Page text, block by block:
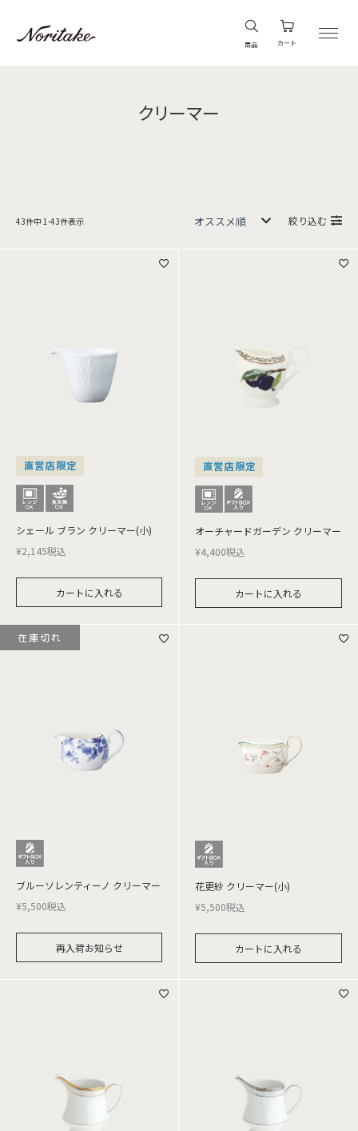
商品 カート
クリーマー
43件中 1 -43件表示 絞り込む
直営店限定
シェール ブラン クリーマー(小)
¥2,145税込
カートに入れる
直営店限定
オーチャードガーデン クリーマー
¥4,400税込
カートに入れる
ブルーソレンティーノ クリーマー
¥5,500税込
再入荷お知らせ
在庫切れ
花更紗 クリーマー(小)
¥5,500税込
カートに入れる